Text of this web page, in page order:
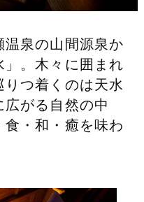
温泉の山間源泉か
。 木々に囲まれ
りつ着くのは天水
がる自然の中
食・和・癒を味わ